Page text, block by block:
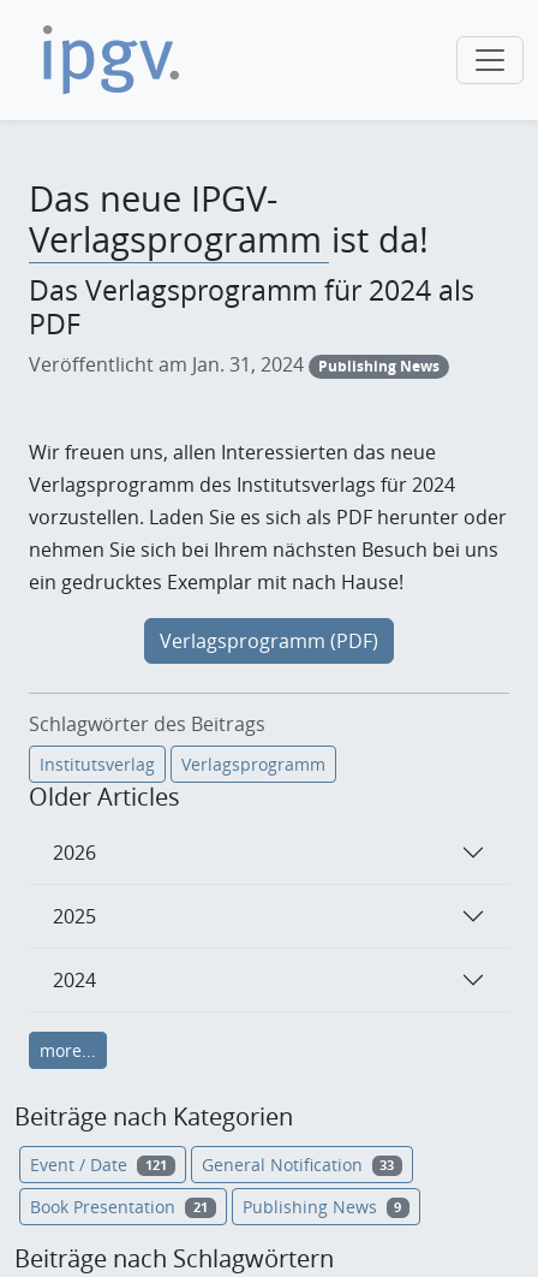
Das neue IPGV-
Verlagsprogramm ist da!
Das Verlagsprogramm für 2024 als
PDF
Veröffentlicht am Jan. 31, 2024 Publishing News
Wir freuen uns, allen Interessierten das neue
Verlagsprogramm des Institutsverlags für 2024
vorzustellen. Laden Sie es sich als PDF herunter oder
nehmen Sie sich bei Ihrem nächsten Besuch bei uns
ein gedrucktes Exemplar mit nach Hause!
Verlagsprogramm (PDF)
Schlagwörter des Beitrags
Institutsverlag Verlagsprogramm
Older Articles
2026
2025
2024
more...
Beiträge nach Kategorien
Event / Date 121 General Notification 33
Book Presentation 21 Publishing News 9
Beiträge nach Schlagwörtern